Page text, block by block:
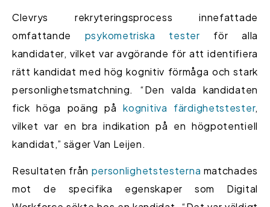
Clevrys rekryteringsprocess innefattade
omfattande psykometriska tester för alla
kandidater, vilket var avgörande för att identifiera
rätt kandidat med hög kognitiv förmåga och stark
personlighetsmatchning. “Den valda kandidaten
fick höga poäng påkognitiva färdighetstester,
vilket var en bra indikation på en högpotentiell
kandidat,” säger Van Leijen.
Resultaten från personlighetstesterna matchades
mot de specifika egenskaper som Digital